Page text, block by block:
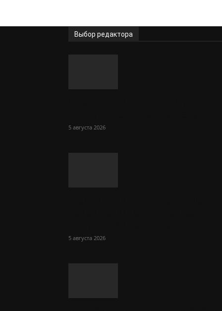
Выбор редактора
5 августа 2026
5 августа 2026